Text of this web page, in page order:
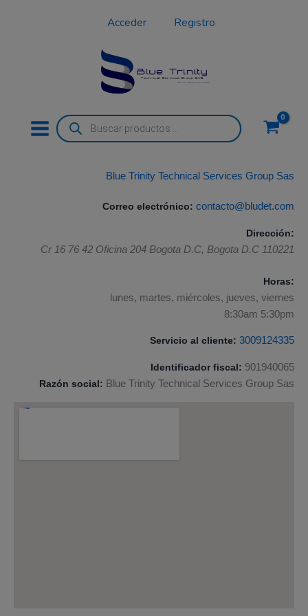
Acceder Registro
Búsqueda
de
productos
Blue Trinity Technical Services Group Sas
Correo electrónico: contacto@bludet.com
Dirección:
Cr 16 76 42 Oficina 204 Bogota D.C, Bogota D.C 110221
Horas:
lunes, martes, miércoles, jueves, viernes
8:30am 5:30pm
Servicio al cliente: 3009124335
Identificador fiscal: 901940065
Razón social: Blue Trinity Technical Services Group Sas